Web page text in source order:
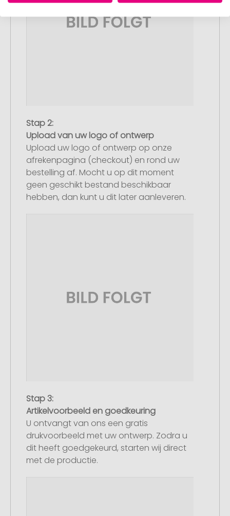
Stap 2:
Upload van uw logo of ontwerp
Upload uw logo of ontwerp op onze
afrekenpagina (checkout) en rond uw
bestelling af. Mocht u op dit moment
geen geschikt bestand beschikbaar
hebben, dan kunt u dit later aanleveren.
Stap 3:
Artikelvoorbeeld en goedkeuring
U ontvangt van ons een gratis
drukvoorbeeld met uw ontwerp. Zodra u
dit heeft goedgekeurd, starten wij direct
met de productie.